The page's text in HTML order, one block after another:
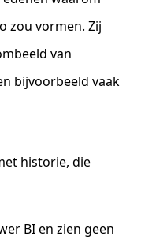
zou vormen. Zij
van
bijvoorbeeld vaak
historie, die
BI en zien geen